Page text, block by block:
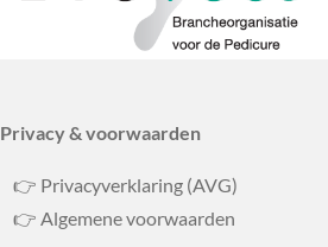
Privacy & voorwaarden
👉 Privacyverklaring (AVG)
👉 Algemene voorwaarden